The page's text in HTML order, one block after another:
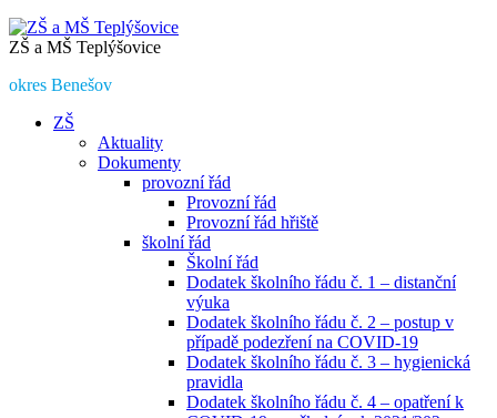
ZŠ a MŠ Teplýšovice
okres Benešov
ZŠ
Aktuality
Dokumenty
provozní řád
Provozní řád
Provozní řád hřiště
školní řád
Školní řád
Dodatek školního řádu č. 1 – distanční
výuka
Dodatek školního řádu č. 2 – postup v
případě podezření na COVID-19
Dodatek školního řádu č. 3 – hygienická
pravidla
Dodatek školního řádu č. 4 – opatření k